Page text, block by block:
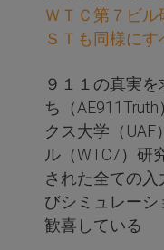
ＷＴＣ第７ビ
ＳＴも同様に
９１１の真実
ち（
クス大学（
ル（WTC7）研
された全ての入
びシミュレー
歓喜している